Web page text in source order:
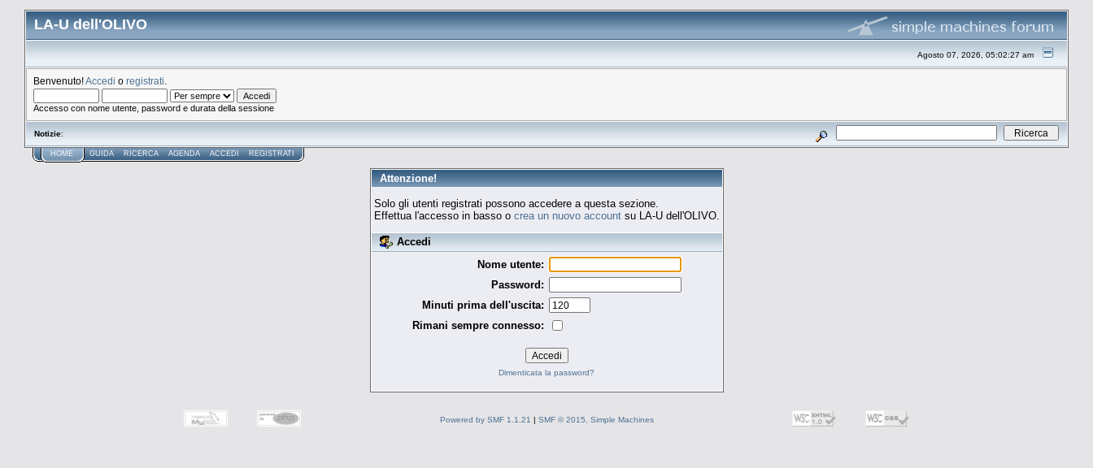
LA-U dell'OLIVO
Agosto 07, 2026, 05:02:27 am
Benvenuto!Accedi o registrati
Accesso con nome utente, password e durata della sessione
Notizie:
HOME GUIDA RICERCA AGENDA ACCEDI REGISTRATI
Attenzione!
Solo gli utenti registrati possono accedere a questa sezione.
Effettua l'accesso in basso o crea un nuovo accountsu LA-U dell'OLIVO.
Accedi
Nome utente:
Password:
Minuti prima dell'uscita:
Rimani sempre connesso:
Dimenticata la password?
Powered by SMF 1.1.21 | SMF © 2015, Simple Machines